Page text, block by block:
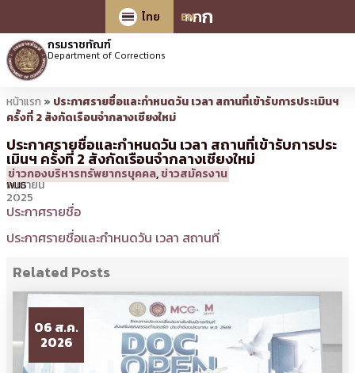
กกก
ไทย
EN
กรมราชทัณฑ์
Department of Corrections
หน้าแรก » ประกาศรายชื่อและกำหนดวัน เวลา สถานที่เข้ารับการประเมินฯ
ครั้งที่ 2 สังกัดเรือนจำกลางเชียงใหม่
ประกาศรายชื่อและกำหนดวัน เวลา สถานที่เข้ารับการประ
เมินฯ ครั้งที่ 2 สังกัดเรือนจำกลางเชียงใหม่
18
กันยายน
2025
16:08 น.
โดย
วิมล
พันธ์
ข่าวกองบริหารทรัพยากรบุคคล,ข่าวสมัครงาน
ประกาศรายชื่อ
ประกาศรายชื่อและกำหนดวัน เวลา สถานที่
Related Posts
06 ส.ค.
2026